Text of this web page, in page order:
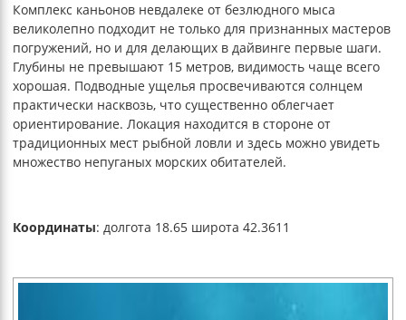
Комплекс каньонов невдалеке от безлюдного мыса
великолепно подходит не только для признанных мастеров
погружений, но и для делающих в дайвинге первые шаги.
Глубины не превышают 15 метров, видимость чаще всего
хорошая. Подводные ущелья просвечиваются солнцем
практически насквозь, что существенно облегчает
ориентирование. Локация находится в стороне от
традиционных мест рыбной ловли и здесь можно увидеть
множество непуганых морских обитателей.
Координаты: долгота 18.65 широта 42.3611